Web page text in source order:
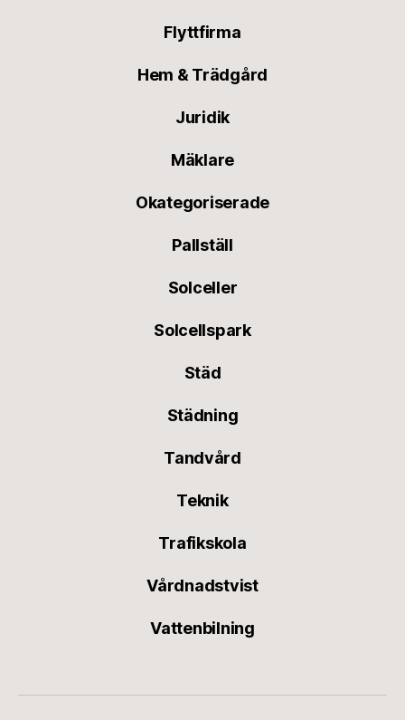
Flyttfirma
Hem & Trädgård
Juridik
Mäklare
Okategoriserade
Pallställ
Solceller
Solcellspark
Städ
Städning
Tandvård
Teknik
Trafikskola
Vårdnadstvist
Vattenbilning